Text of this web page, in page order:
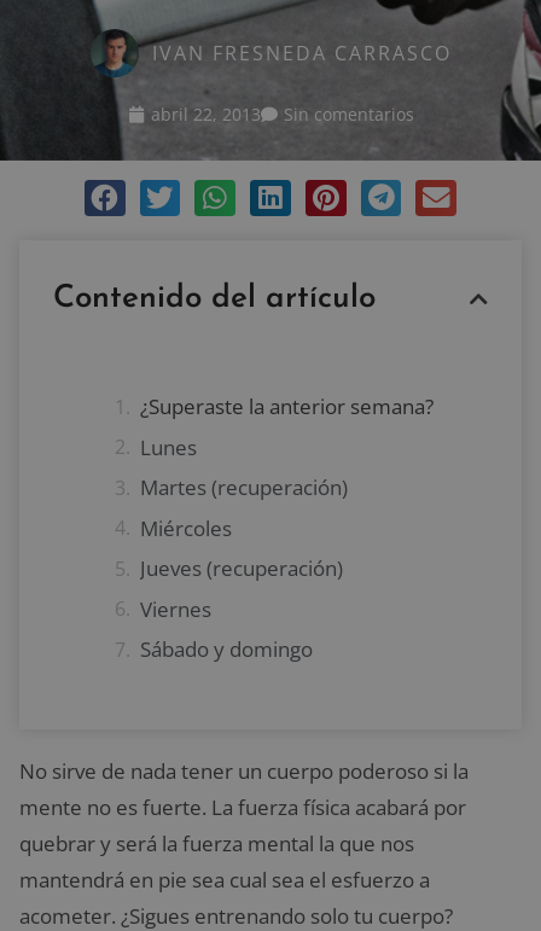
IVAN FRESNEDA CARRASCO
abril 22, 2013 Sin comentarios
Contenido del artículo
¿Superaste la anterior semana?
Lunes
Martes (recuperación)
Miércoles
Jueves (recuperación)
Viernes
Sábado y domingo
No sirve de nada tener un cuerpo poderoso si la
mente no es fuerte. La fuerza física acabará por
quebrar y será la fuerza mental la que nos
mantendrá en pie sea cual sea el esfuerzo a
acometer. ¿Sigues entrenando solo tu cuerpo?